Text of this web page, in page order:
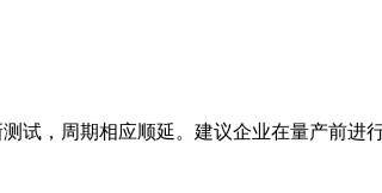
试，周期相应顺延。建议企业在量产前进